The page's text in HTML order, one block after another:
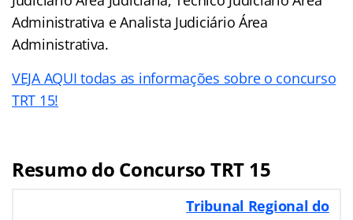
Administrativa e Analista Judiciário Área
Administrativa.
VEJA AQUI todas as informações sobre o concurso
TRT 15!
Resumo do Concurso TRT 15
Tribunal Regional do